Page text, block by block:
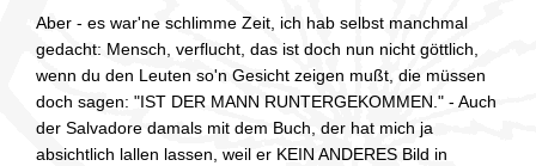
Aber - es war'ne schlimme Zeit, ich hab selbst manchmal
gedacht: Mensch, verflucht, das ist doch nun nicht göttlich,
wenn du den Leuten so'n Gesicht zeigen mußt, die müssen
doch sagen: "IST DER MANN RUNTERGEKOMMEN." - Auch
der Salvadore damals mit dem Buch, der hat mich ja
absichtlich lallen lassen, weil er KEIN ANDERES Bild in